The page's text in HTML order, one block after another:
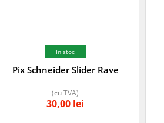
In stoc
Pix Schneider Slider Rave
30,00 lei
(cu TVA)